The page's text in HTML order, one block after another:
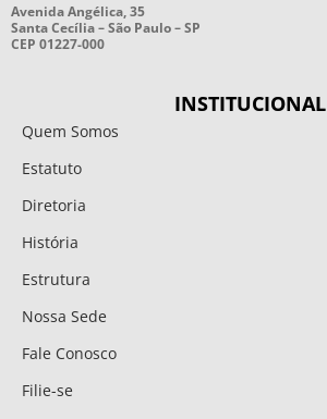
Avenida Angélica, 35
Santa Cecília – São Paulo – SP
CEP 01227-000
INSTITUCIONAL
Quem Somos
Estatuto
Diretoria
História
Estrutura
Nossa Sede
Fale Conosco
Filie-se